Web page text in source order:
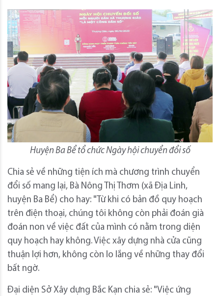
Huyện Ba Bể tổ chức Ngày hội chuyển đổi số
Chia sẻ về những tiện ích mà chương trình chuyển
đổi số mang lại, Bà Nông Thị Thơm (xã Địa Linh,
huyện Ba Bể) cho hay: "Từ khi có bản đồ quy hoạch
trên điện thoại, chúng tôi không còn phải đoán già
đoán non về việc đất của mình có nằm trong diện
quy hoạch hay không. Việc xây dựng nhà cửa cũng
thuận lợi hơn, không còn lo lắng về những thay đổi
bất ngờ.
Đại diện Sở Xây dựng Bắc Kạn chia sẻ: "Việc ứng